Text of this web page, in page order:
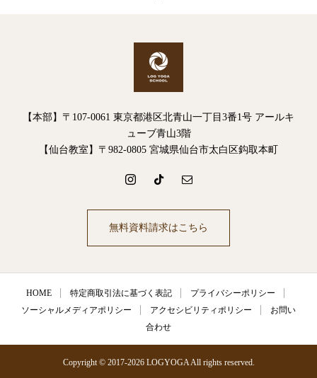
【本部】〒107-0061 東京都港区北青山一丁目3番1号 アールキ
ューブ青山3階
【仙台教室】〒982-0805 宮城県仙台市太白区鈎取本町
無料資料請求はこちら
HOME 特定商取引法に基づく表記
プライバシーポリシー
ソーシャルメディアポリシー
アクセシビリティポリシー
お問い
合わせ
Copyright © 2017-2026 LOGYOGA All rights reserved.